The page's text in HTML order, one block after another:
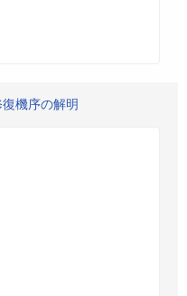
機序の解明